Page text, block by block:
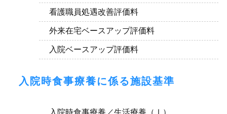
看護職員処遇改善評価料
外来在宅ベースアップ評価料
入院ベースアップ評価料
入院時食事療養に係る施設基準
入院時食事療養／生活療養（Ⅰ）